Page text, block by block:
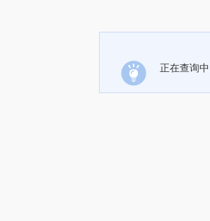
正在查询